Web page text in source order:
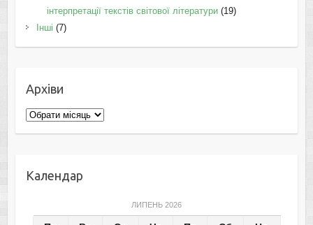
інтерпретації текстів світової літератури(19)
Інші (7)
Архіви
Архіви
Календар
ЛИПЕНЬ 2026